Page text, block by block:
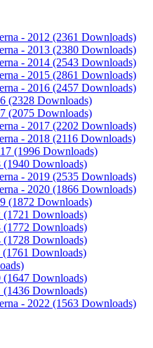
- 2012 (2361 Downloads)
- 2013 (2380 Downloads)
- 2014 (2543 Downloads)
- 2015 (2861 Downloads)
- 2016 (2457 Downloads)
(2328 Downloads)
(2075 Downloads)
- 2017 (2202 Downloads)
- 2018 (2116 Downloads)
(1996 Downloads)
(1940 Downloads)
- 2019 (2535 Downloads)
- 2020 (1866 Downloads)
(1872 Downloads)
(1721 Downloads)
(1772 Downloads)
(1728 Downloads)
(1761 Downloads)
(1647 Downloads)
(1436 Downloads)
- 2022 (1563 Downloads)